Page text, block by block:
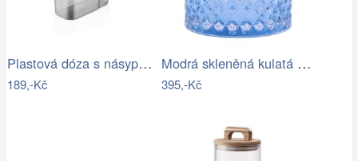
Plastová dóza s násypkou QLUX 3000ml
189,-Kč
Modrá skleněná kulatá dóza s víčkem…
395,-Kč